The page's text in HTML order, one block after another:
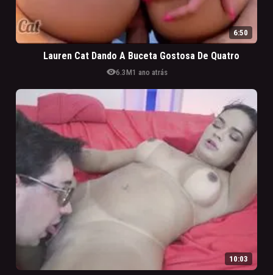
6:50
Lauren Cat Dando A Buceta Gostosa De Quatro
visibility6.3M1 ano atrás
10:03